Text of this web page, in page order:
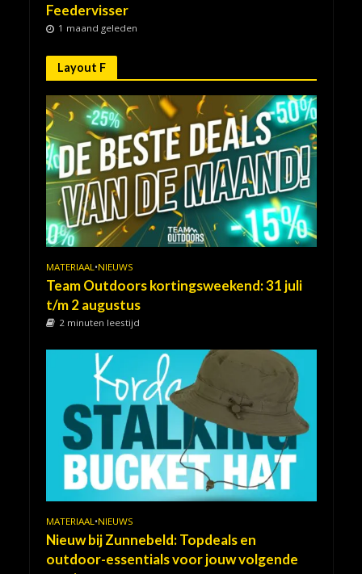
Feedervisser
1 maand geleden
Layout F
MATERIAAL•NIEUWS
Team Outdoors kortingsweekend: 31 juli
t/m 2 augustus
2 minuten leestijd
MATERIAAL•NIEUWS
Nieuw bij Zunnebeld: Topdeals en
outdoor-essentials voor jouw volgende